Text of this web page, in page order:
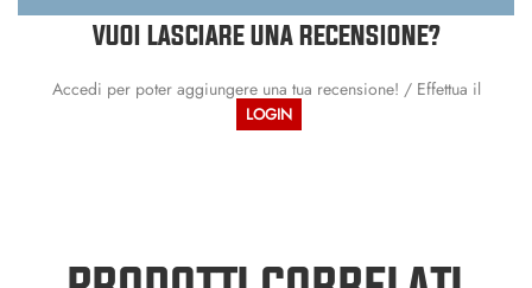
VUOI LASCIARE UNA RECENSIONE?
Accedi per poter aggiungere una tua recensione! / Effettua il
LOGIN